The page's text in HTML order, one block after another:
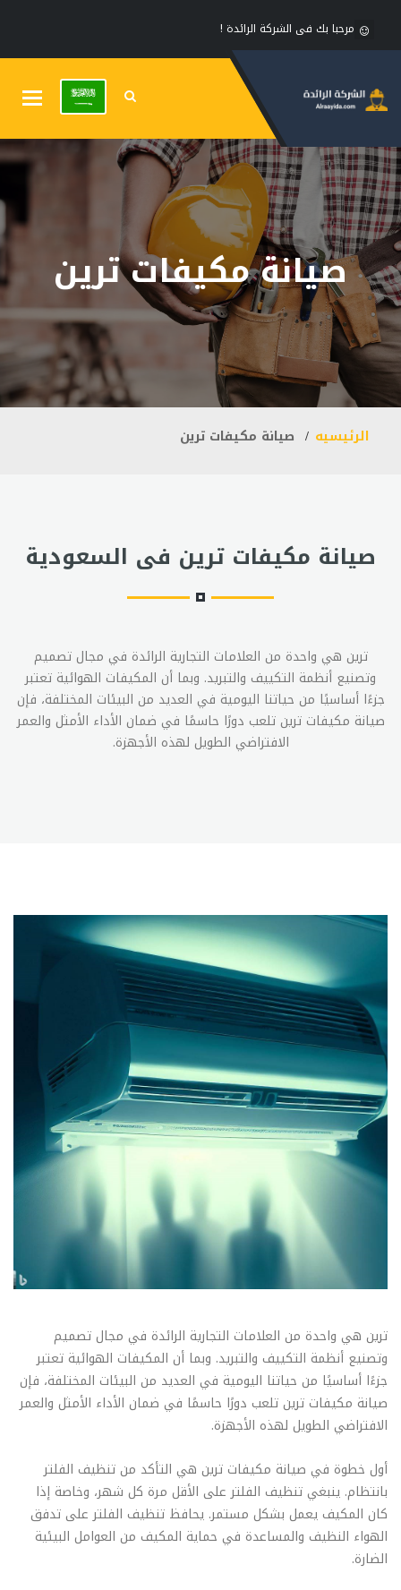
مرحبا بك فى الشركة الرائدة !
صيانة مكيفات ترين
الرئيسيه صيانة مكيفات ترين
صيانة مكيفات ترين فى السعودية
ترين هي واحدة من العلامات التجارية الرائدة في مجال تصميم
وتصنيع أنظمة التكييف والتبريد. وبما أن المكيفات الهوائية تعتبر
جزءًا أساسيًا من حياتنا اليومية في العديد من البيئات المختلفة، فإن
صيانة مكيفات ترين تلعب دورًا حاسمًا في ضمان الأداء الأمثل والعمر
الافتراضي الطويل لهذه الأجهزة.
ترين هي واحدة من العلامات التجارية الرائدة في مجال تصميم
وتصنيع أنظمة التكييف والتبريد. وبما أن المكيفات الهوائية تعتبر
جزءًا أساسيًا من حياتنا اليومية في العديد من البيئات المختلفة، فإن
صيانة مكيفات ترين تلعب دورًا حاسمًا في ضمان الأداء الأمثل والعمر
الافتراضي الطويل لهذه الأجهزة.
أول خطوة في صيانة مكيفات ترين هي التأكد من تنظيف الفلتر
بانتظام. ينبغي تنظيف الفلتر على الأقل مرة كل شهر، وخاصة إذا
كان المكيف يعمل بشكل مستمر. يحافظ تنظيف الفلتر على تدفق
الهواء النظيف والمساعدة في حماية المكيف من العوامل البيئية
الضارة.